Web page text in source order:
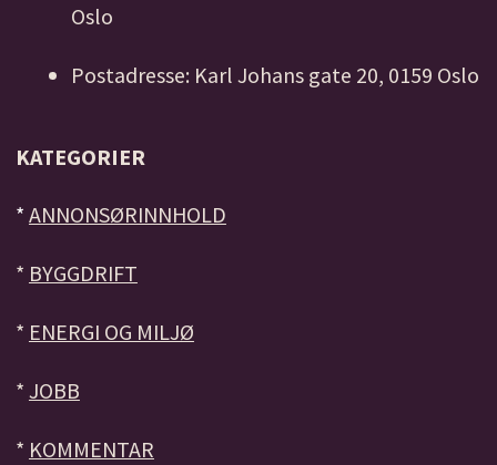
Oslo
Postadresse: Karl Johans gate 20, 0159 Oslo
KATEGORIER
* ANNONSØRINNHOLD
* BYGGDRIFT
* ENERGI OG MILJØ
* JOBB
* KOMMENTAR